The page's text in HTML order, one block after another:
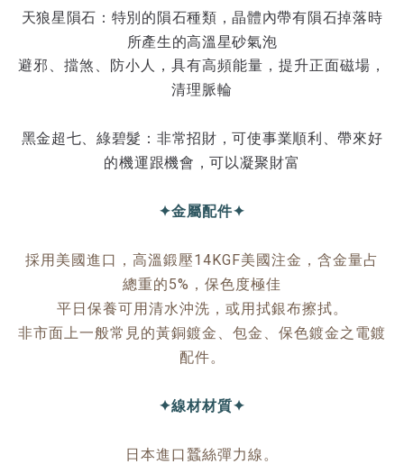
天狼星隕石： 特別的隕石種類，晶體內帶有隕石掉落時
所產生的高溫星砂氣泡
避邪、擋煞、防小人，具有高頻能量，提升正面磁場，
清理脈輪
黑金超七、綠碧髮： 非常招財，可使事業順利、帶來好
的機運跟機會，可以凝聚財富
✦金屬配件✦
採用美國進口，高溫鍛壓14KGF美國注金，含金量占
總重的5%，保色度極佳
平日保養可用清水沖洗，或用拭銀布擦拭。
非市面上一般常見的黃銅鍍金、包金、保色鍍金之電鍍
配件。
✦線材材質✦
日本進口蠶絲彈力線。